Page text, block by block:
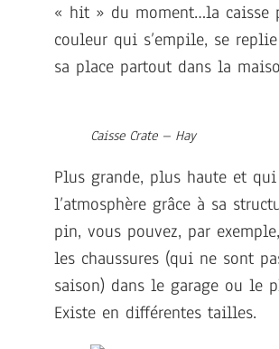
« hit » du moment…la caisse
couleur qui s’empile, se
sa place partout dans la
Caisse Crate – Hay
Plus grande, plus haute et
l’atmosphère grâce à sa
pin, vous pouvez, par
les chaussures (qui ne sont
saison) dans le garage ou le
Existe en différentes tailles.